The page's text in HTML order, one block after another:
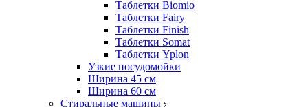
Таблетки Biomio
Таблетки Fairy
Таблетки Finish
Таблетки Somat
Таблетки Yplon
Узкие посудомойки
Ширина 45 см
Ширина 60 см
Стиральные машины